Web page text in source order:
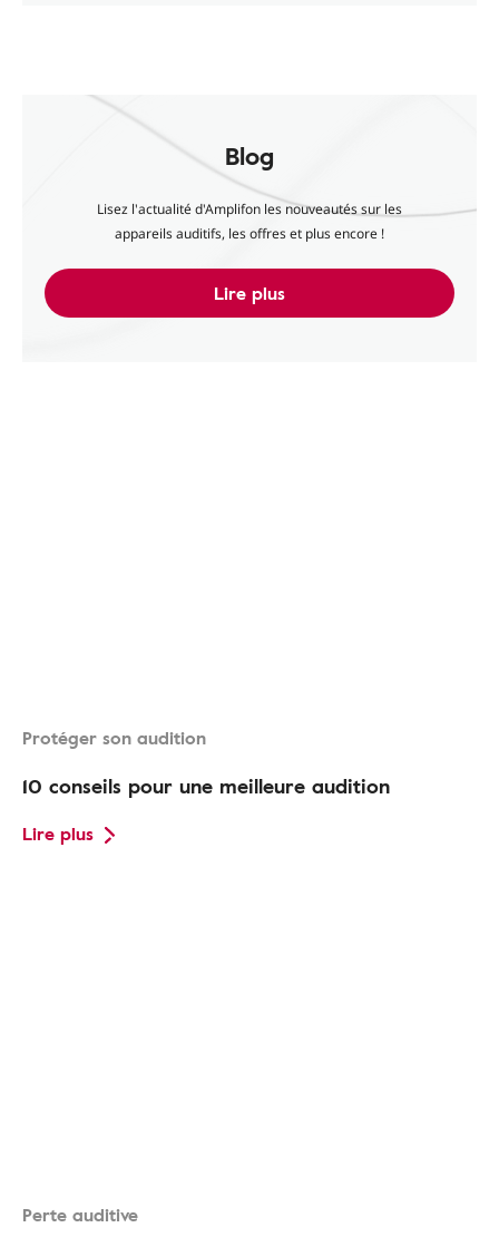
Blog
Lisez l'actualité d'Amplifon les nouveautés sur les
appareils auditifs, les offres et plus encore !
Lire plus
Protéger son audition
10 conseils pour une meilleure audition
Lire plus
Perte auditive